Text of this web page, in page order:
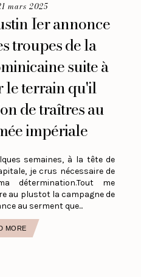
mars 2025
Ier annonce
troupes de la
suite à
le terrain qu'il
de traîtres au
impériale
semaines, à la tête de
je crus nécessaire de
détermination.Tout me
au plustot la campagne de
au serment que...
MORE